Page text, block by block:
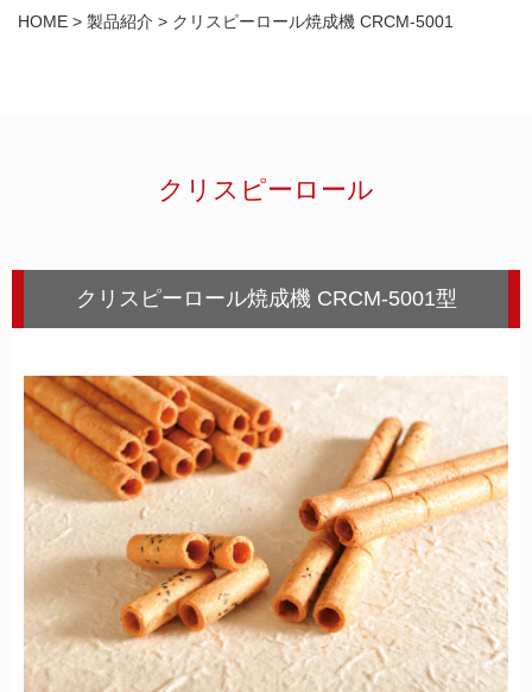
English
北村製作所の歩み
採用情報
HOME > 製品紹介 > クリスピーロール焼成機 CRCM-5001
クリスピーロール
クリスピーロール焼成機 CRCM-5001型